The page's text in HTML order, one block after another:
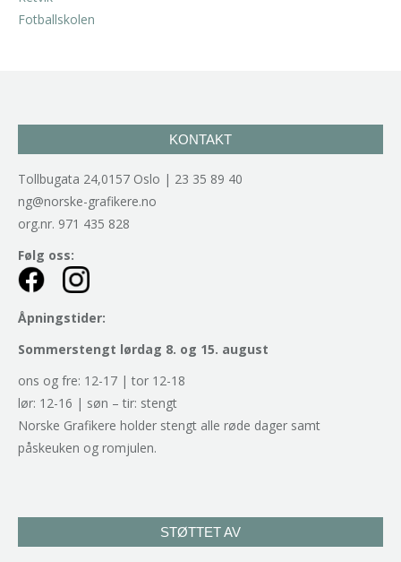
KONTAKT
Tollbugata 24,0157 Oslo | 23 35 89 40
ng@norske-grafikere.no
org.nr. 971 435 828
Følg oss:
Åpningstider:
Sommerstengt lørdag 8. og 15. august
ons og fre: 12-17 | tor 12-18
lør: 12-16 | søn – tir: stengt
Norske Grafikere holder stengt alle røde dager samt
påskeuken og romjulen.
STØTTET AV